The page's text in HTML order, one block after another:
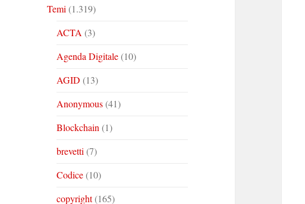
Temi (1.319)
ACTA (3)
Agenda Digitale(10)
AGID (13)
Anonymous(41)
Blockchain (1)
brevetti (7)
Codice(10)
copyright(165)